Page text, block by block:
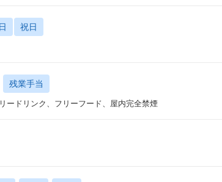
求整理・情報設計など）の言語化、プロダクト全体のデザ
す。
フィックなど幅広いデザイン業務を経験することが可能です
デザインを統括するキャリアパスなど選択肢が豊富
す。
祝日
残業手当
ードリンク、フリーフード、屋内完全禁煙